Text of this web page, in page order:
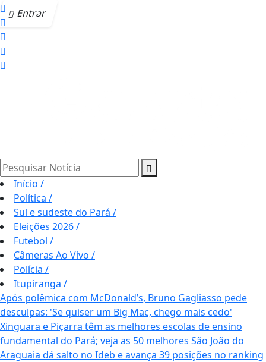
Entrar
Pesquisar Notícia
Início /
Política /
Sul e sudeste do Pará /
Eleições 2026/
Futebol /
Câmeras Ao Vivo /
Polícia /
Itupiranga /
Após polêmica com McDonald’s, Bruno Gagliasso pede
desculpas: 'Se quiser um Big Mac, chego mais cedo'
Xinguara e Piçarra têm as melhores escolas de ensino
fundamental do Pará; veja as 50 melhores São João do
Araguaia dá salto no Ideb e avança 39 posições no ranking